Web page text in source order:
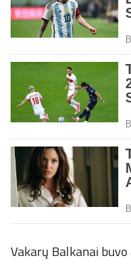
Vakarų Balkanai